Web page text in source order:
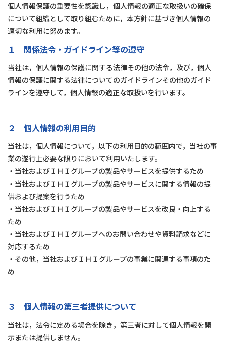
個人情報保護の重要性を認識し，個人情報の適正な取扱いの確保
について組織として取り組むために，本方針に基づき個人情報の
適切な利用に努めます。
１ 関係法令・ガイドライン等の遵守
当社は，個人情報の保護に関する法律その他の法令，及び，個人
情報の保護に関する法律についてのガイドラインその他のガイド
ラインを遵守して，個人情報の適正な取扱いを行います。
２ 個人情報の利用目的
当社は，個人情報について，以下の利用目的の範囲内で，当社の事
業の遂行上必要な限りにおいて利用いたします。
・当社およびＩＨＩグループの製品やサービスを提供するため
・当社およびＩＨＩグループの製品やサービスに関する情報の提
供および提案を行うため
・当社およびＩＨＩグループの製品やサービスを改良・向上する
ため
・当社およびＩＨＩグループへのお問い合わせや資料請求などに
対応するため
・その他，当社およびＩＨＩグループの事業に関連する事項のた
め
３ 個人情報の第三者提供について
当社は，法令に定める場合を除き，第三者に対して個人情報を開
示または提供しません。